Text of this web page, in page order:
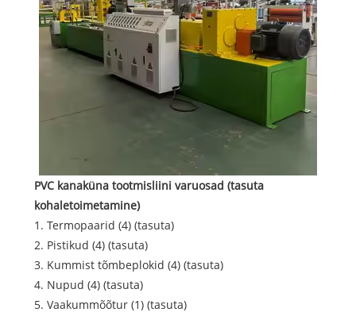
PVC kanaküna tootmisliini varuosad (tasuta
kohaletoimetamine)
1. Termopaarid (4) (tasuta)
2. Pistikud (4) (tasuta)
3. Kummist tõmbeplokid (4) (tasuta)
4. Nupud (4) (tasuta)
5. Vaakummõõtur (1) (tasuta)